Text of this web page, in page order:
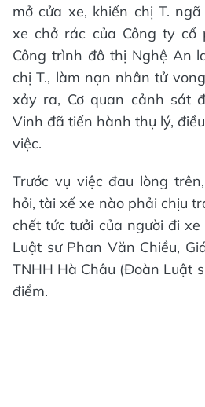
mở cửa xe, khiến chị T.
xe chở rác của Công ty cổ
Công trình đô thị Nghệ An
chị T., làm nạn nhân tử
xảy ra, Cơ quan cảnh sát
Vinh đã tiến hành thụ lý,
việc.
Trước vụ việc đau lòng
hỏi, tài xế xe nào phải chịu
chết tức tưởi của người đi
Luật sư Phan Văn Chiều,
TNHH Hà Châu (Đoàn Luật
điểm.